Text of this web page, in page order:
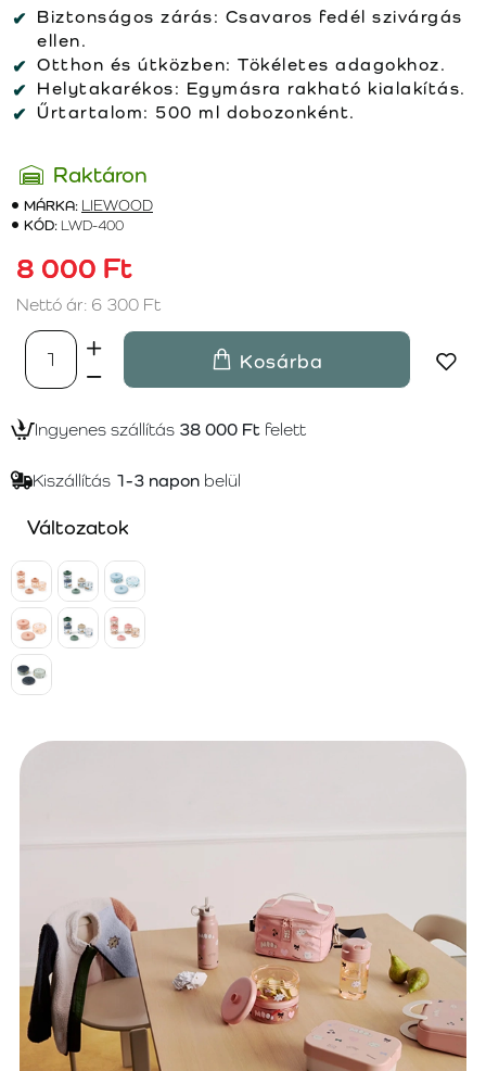
Biztonságos zárás: Csavaros fedél szivárgás
ellen.
Otthon és útközben: Tökéletes adagokhoz.
Helytakarékos: Egymásra rakható kialakítás.
Űrtartalom: 500 ml dobozonként.
Raktáron
MÁRKA: LIEWOOD
KÓD: LWD-400
8 000 Ft
Nettó ár: 6 300 Ft
Kosárba
Ingyenes szállítás 38 000 Ft felett
Kiszállítás 1-3 napon belül
Változatok